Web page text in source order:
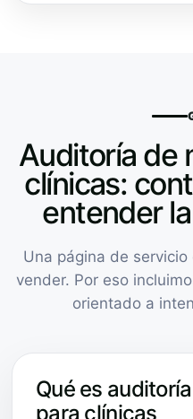
Auditoría de
clínicas:
entender
Una página de
vender. Por eso
orientado a
Qué es
para clínicas